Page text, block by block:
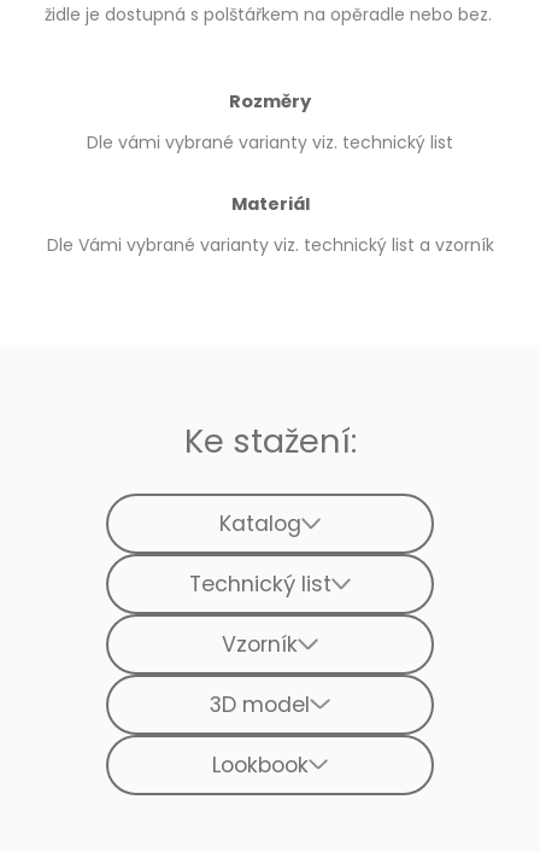
židle je dostupná s polštářkem na opěradle nebo bez.
Rozměry
Dle vámi vybrané varianty viz. technický list
Materiál
Dle Vámi vybrané varianty viz. technický list a vzorník
Ke stažení:
Katalog
Technický list
Vzorník
3D model
Lookbook